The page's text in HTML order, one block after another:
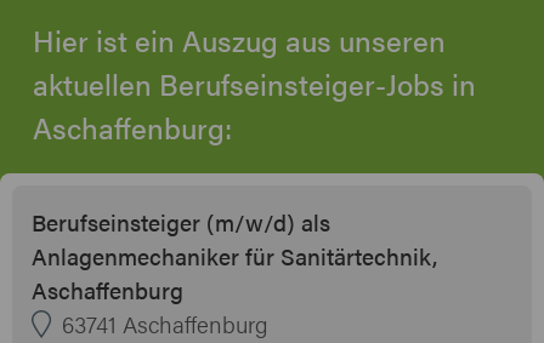
Hier ist ein Auszug aus unseren
aktuellen Berufseinsteiger-Jobs in
Aschaffenburg:
Berufseinsteiger (m/w/d) als
Anlagenmechaniker für Sanitärtechnik,
Aschaffenburg
63741 Aschaffenburg